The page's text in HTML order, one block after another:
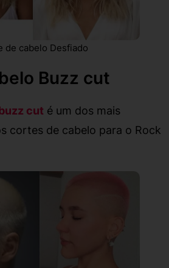
de cabelo Desfiado
Buzz cut
cut é um dos mais
cortes de cabelo para o Rock